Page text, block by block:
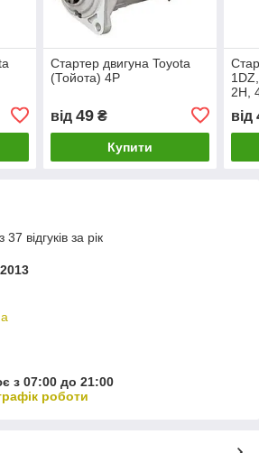
Стартер двигуна Toyota
(Тойота) 4P
від 49₴
Купити
2H,
від
відгуків за рік
з 07:00 до 21:00
роботи